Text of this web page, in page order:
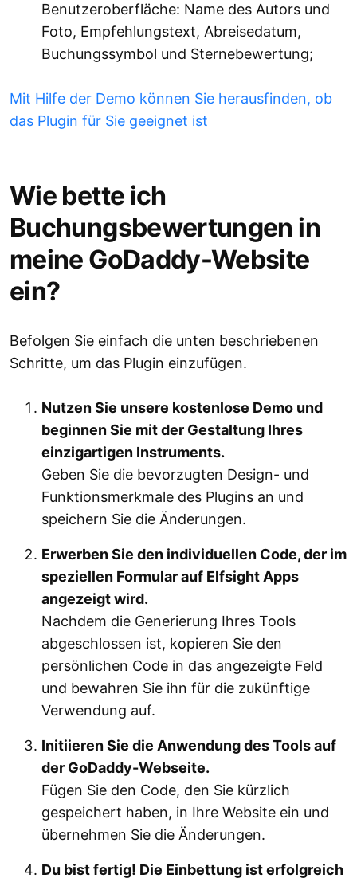
Benutzeroberfläche: Name des Autors und
Foto, Empfehlungstext, Abreisedatum,
Buchungssymbol und Sternebewertung;
Mit Hilfe der Demo können Sie herausfinden, ob
das Plugin für Sie geeignet ist
Wie bette ich
Buchungsbewertungen in
meine GoDaddy-Website
ein?
Befolgen Sie einfach die unten beschriebenen
Schritte, um das Plugin einzufügen.
Nutzen Sie unsere kostenlose Demo und
beginnen Sie mit der Gestaltung Ihres
einzigartigen Instruments.
Geben Sie die bevorzugten Design- und
Funktionsmerkmale des Plugins an und
speichern Sie die Änderungen.
Erwerben Sie den individuellen Code, der im
speziellen Formular auf Elfsight Apps
angezeigt wird.
Nachdem die Generierung Ihres Tools
abgeschlossen ist, kopieren Sie den
persönlichen Code in das angezeigte Feld
und bewahren Sie ihn für die zukünftige
Verwendung auf.
Initiieren Sie die Anwendung des Tools auf
der GoDaddy-Webseite.
Fügen Sie den Code, den Sie kürzlich
gespeichert haben, in Ihre Website ein und
übernehmen Sie die Änderungen.
Du bist fertig! Die Einbettung ist erfolgreich